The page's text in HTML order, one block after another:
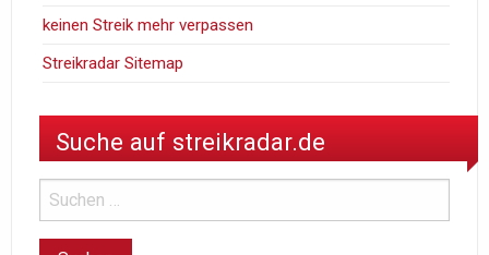
keinen Streik mehr verpassen
Streikradar Sitemap
Suche auf streikradar.de